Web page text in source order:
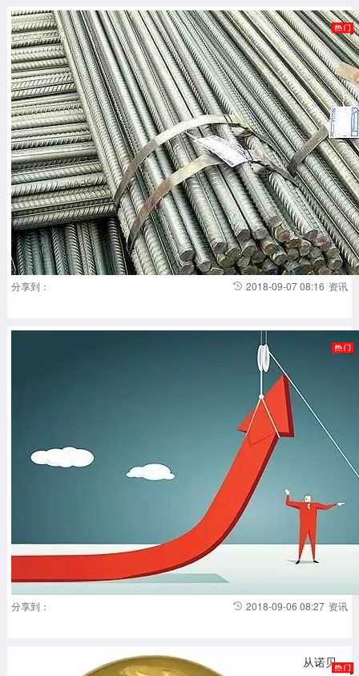
分享到： 资讯
2018-09-07 08:16
分享到： 资讯
2018-09-06 08:27
从诺贝尔奖的五大规律看中国的科技水平